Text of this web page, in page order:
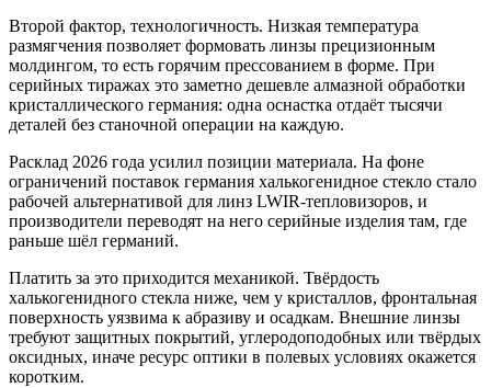
Второй фактор, технологичность. Низкая температура
размягчения позволяет формовать линзы прецизионным
молдингом, то есть горячим прессованием в форме. При
серийных тиражах это заметно дешевле алмазной обработки
кристаллического германия: одна оснастка отдаёт тысячи
деталей без станочной операции на каждую.
Расклад 2026 года усилил позиции материала. На фоне
ограничений поставок германия халькогенидное стекло стало
рабочей альтернативой для линз LWIR-тепловизоров, и
производители переводят на него серийные изделия там, где
раньше шёл германий.
Платить за это приходится механикой. Твёрдость
халькогенидного стекла ниже, чем у кристаллов, фронтальная
поверхность уязвима к абразиву и осадкам. Внешние линзы
требуют защитных покрытий, углеродоподобных или твёрдых
оксидных, иначе ресурс оптики в полевых условиях окажется
коротким.